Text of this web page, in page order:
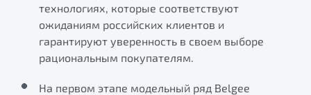
технологиях, которые соответствуют
ожиданиям российских клиентов и
гарантируют уверенность в своем выборе
рациональным покупателям.
На первом этапе модельный ряд Belgee